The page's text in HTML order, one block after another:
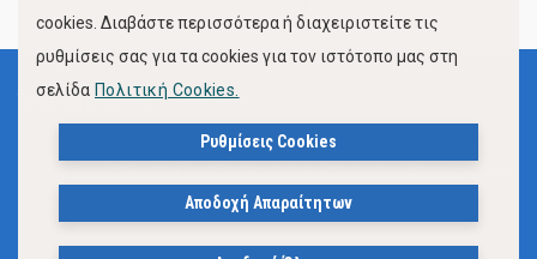
Όροι Χρήσης
Πολιτική Προστασίας Προσωπικών Δεδομένων
Πολιτική Cookies
cookies. Διαβάστε περισσότερα ή διαχειριστείτε τις
ρυθμίσεις σας για τα cookies για τον ιστότοπο μας στη
σελίδα Πολιτική Cookies.
Ρυθμίσεις Cookies
Αποδοχή Απαραίτητων